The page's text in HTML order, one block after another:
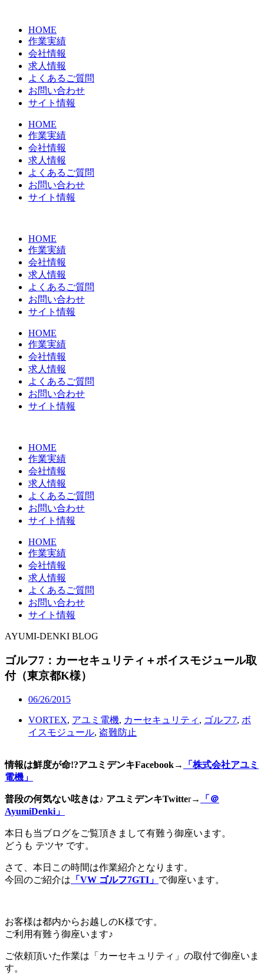
HOME
作業実績
会社情報
求人情報
よくあるご質問
お問い合わせ
サイト情報
HOME
作業実績
会社情報
求人情報
よくあるご質問
お問い合わせ
サイト情報
HOME
作業実績
会社情報
求人情報
よくあるご質問
お問い合わせ
サイト情報
HOME
作業実績
会社情報
求人情報
よくあるご質問
お問い合わせ
サイト情報
HOME
作業実績
会社情報
求人情報
よくあるご質問
お問い合わせ
サイト情報
HOME
作業実績
会社情報
求人情報
よくあるご質問
お問い合わせ
サイト情報
AYUMI-DENKI BLOG
ゴルフ7：カーセキュリティ＋ボイスモジュール取
付（東京都K様）
06/26/2015
VORTEX, アユミ電機, カーセキュリティ , ゴルフ7, ボ
イスモジュール, 盗難防止
情報は鮮度が命!?アユミデンキFacebook→
「株式会社アユミ
電機」
普段の何気ない呟きは♪ アユミデンキTwitter→
「＠
AyumiDenki」
本日も当ブログをご覧頂きまして有難う御座います。
どうも テツヤ です。
さて、本日この時間は作業紹介となります。
今回のご紹介は 「VW ゴルフ7GTI」 で御座います。
お客様は都内からお越しのK様です。
ご利用有難う御座います♪
ご依頼頂いた作業は「カーセキュリティ」の取付で御座いま
す。